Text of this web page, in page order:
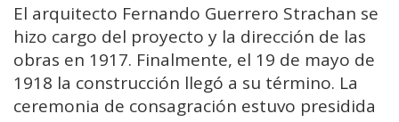
El arquitecto Fernando Guerrero Strachan se
hizo cargo del proyecto y la dirección de las
obras en 1917. Finalmente, el 19 de mayo de
1918 la construcción llegó a su término. La
ceremonia de consagración estuvo presidida